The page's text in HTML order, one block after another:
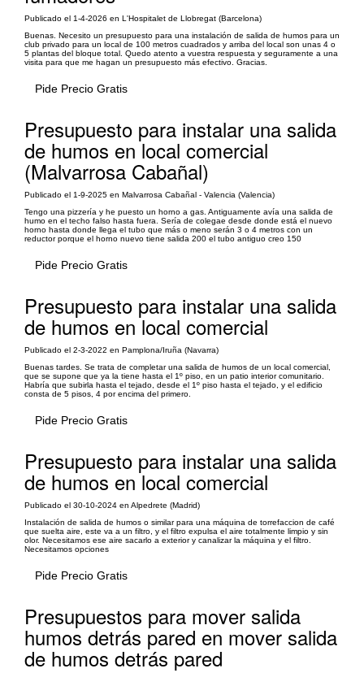
Publicado el 1-4-2026 en L'Hospitalet de Llobregat (Barcelona)
Buenas. Necesito un presupuesto para una instalación de salida de humos para un
club privado para un local de 100 metros cuadrados y arriba del local son unas 4 o
5 plantas del bloque total. Quedo atento a vuestra respuesta y seguramente a una
visita para que me hagan un presupuesto más efectivo. Gracias.
Pide Precio Gratis
Presupuesto para instalar una salida
de humos en local comercial
(Malvarrosa Cabañal)
Publicado el 1-9-2025 en Malvarrosa Cabañal - Valencia (Valencia)
Tengo una pizzería y he puesto un horno a gas. Antiguamente avía una salida de
humo en el techo falso hasta fuera. Sería de colegae desde donde está el nuevo
horno hasta donde llega el tubo que más o meno serán 3 o 4 metros con un
reductor porque el horno nuevo tiene salida 200 el tubo antiguo creo 150
Pide Precio Gratis
Presupuesto para instalar una salida
de humos en local comercial
Publicado el 2-3-2022 en Pamplona/Iruña (Navarra)
Buenas tardes. Se trata de completar una salida de humos de un local comercial,
que se supone que ya la tiene hasta el 1º piso, en un patio interior comunitario.
Habría que subirla hasta el tejado, desde el 1º piso hasta el tejado, y el edificio
consta de 5 pisos, 4 por encima del primero.
Pide Precio Gratis
Presupuesto para instalar una salida
de humos en local comercial
Publicado el 30-10-2024 en Alpedrete (Madrid)
Instalación de salida de humos o similar para una máquina de torrefaccion de café
que suelta aire, este va a un filtro, y el filtro expulsa el aire totalmente limpio y sin
olor. Necesitamos ese aire sacarlo a exterior y canalizar la máquina y el filtro.
Necesitamos opciones
Pide Precio Gratis
Presupuestos para mover salida
humos detrás pared en mover salida
de humos detrás pared